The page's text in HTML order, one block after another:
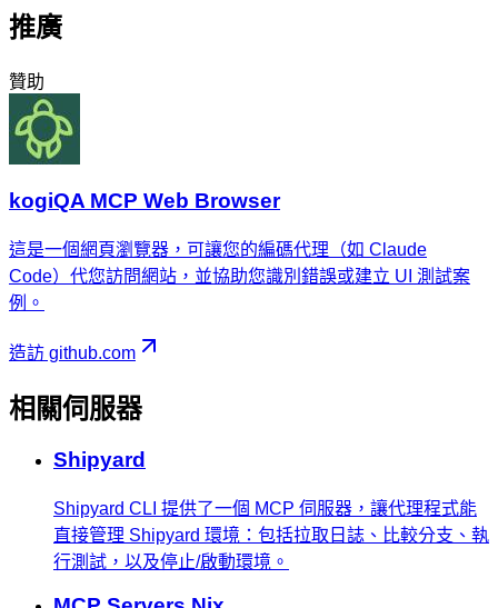
推廣
贊助
kogiQA MCP Web Browser
這是一個網頁瀏覽器，可讓您的編碼代理（如 Claude
Code）代您訪問網站，並協助您識別錯誤或建立 UI 測試案
例。
造訪 github.com
相關伺服器
Shipyard
Shipyard CLI 提供了一個 MCP 伺服器，讓代理程式能
直接管理 Shipyard 環境：包括拉取日誌、比較分支、執
行測試，以及停止/啟動環境。